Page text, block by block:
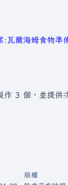
:瓦爾海姆食物準
作 3 個，並提供
版權